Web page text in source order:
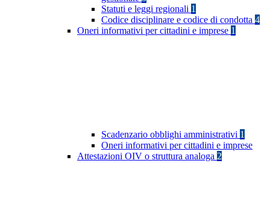
Statuti e leggi regionali 1
Codice disciplinare e codice di condotta 4
Oneri informativi per cittadini e imprese 1
Scadenzario obblighi amministrativi 1
Oneri informativi per cittadini e imprese
Attestazioni OIV o struttura analoga 2